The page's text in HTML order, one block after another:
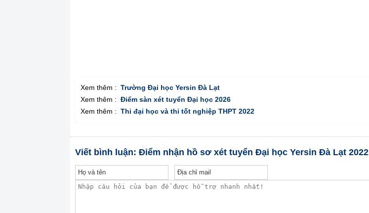
Xem thêm : Trường Đại học Yersin Đà Lạt
Xem thêm : Điểm sàn xét tuyển Đại học 2026
Xem thêm : Thi đại học và thi tốt nghiệp THPT 2022
Viết bình luận: Điểm nhận hồ sơ xét tuyển Đại học Yersin Đà Lạt 2022